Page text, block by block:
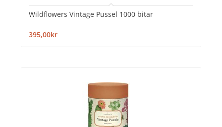
Wildflowers Vintage Pussel 1000 bitar
395,00kr